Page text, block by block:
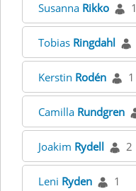
Susanna Rikko 1
Tobias Ringdahl
Kerstin Rodén 1
Camilla Rundgren
Joakim Rydell 2
Leni Ryden 1